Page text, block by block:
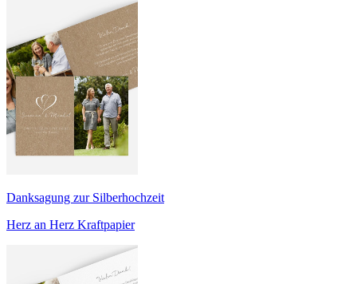
Danksagung zur Silberhochzeit
Herz an Herz Kraftpapier